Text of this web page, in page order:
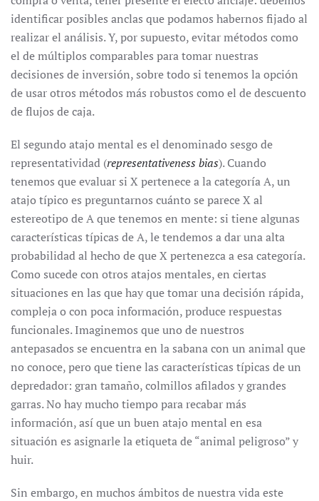
identificar posibles anclas que podamos habernos fijado al
realizar el análisis. Y, por supuesto, evitar métodos como
el de múltiplos comparables para tomar nuestras
decisiones de inversión, sobre todo si tenemos la opción
de usar otros métodos más robustos como el de descuento
de flujos de caja.
El segundo atajo mental es el denominado sesgo de
representatividad (representativeness bias). Cuando
tenemos que evaluar si X pertenece a la categoría A, un
atajo típico es preguntarnos cuánto se parece X al
estereotipo de A que tenemos en mente: si tiene algunas
características típicas de A, le tendemos a dar una alta
probabilidad al hecho de que X pertenezca a esa categoría.
Como sucede con otros atajos mentales, en ciertas
situaciones en las que hay que tomar una decisión rápida,
compleja o con poca información, produce respuestas
funcionales. Imaginemos que uno de nuestros
antepasados se encuentra en la sabana con un animal que
no conoce, pero que tiene las características típicas de un
depredador: gran tamaño, colmillos afilados y grandes
garras. No hay mucho tiempo para recabar más
información, así que un buen atajo mental en esa
situación es asignarle la etiqueta de “animal peligroso” y
huir.
Sin embargo, en muchos ámbitos de nuestra vida este